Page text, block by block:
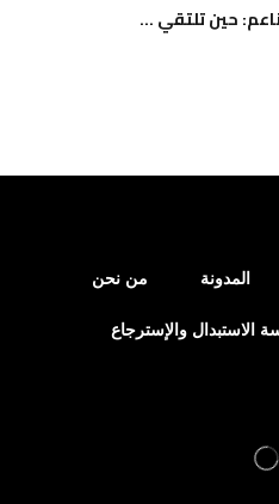
حين تلتقي ...
المدونة من نحن
الاستبدال والإسترجاع